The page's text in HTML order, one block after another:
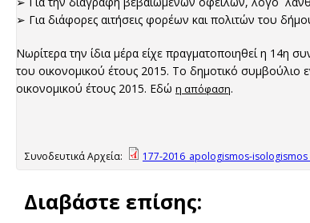
➢ Για διάφορες αιτήσεις φορέων και πολιτών του
Νωρίτερα την ίδια μέρα είχε πραγματοποιηθεί η 14η
του οικονομικού έτους 2015. Το δημοτικό συμβούλιο
οικονομικού έτους 2015. Εδώ η απόφαση.
Συνοδευτικά Αρχεία: 177-2016_apologismos-
Διαβάστε επίσης: